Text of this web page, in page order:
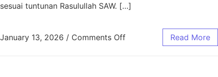
sesuai tuntunan Rasulullah SAW. […]
January 13, 2026 / Comments Off Read More